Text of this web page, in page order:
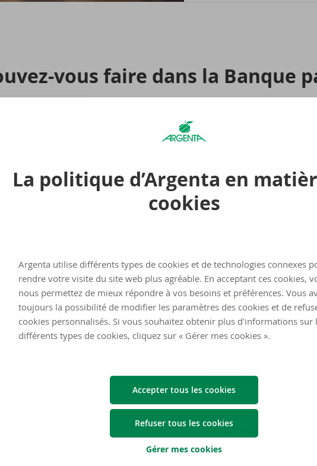
La politique d’Argenta en
cookies
Argenta utilise différents types de cookies et de technologies connexes
rendre votre visite du site web plus agréable. En acceptant ces cookies,
nous permettez de mieux répondre à vos besoins et préférences. Vous
toujours la possibilité de modifier les paramètres des cookies et de
cookies personnalisés. Si vous souhaitez obtenir plus d'informations sur
différents types de cookies, cliquez sur « Gérer mes cookies ».
Accepter tous les cookies
Refuser tous les cookies
Gérer mes cookies
​​vous faire dans la Banque
des cartes
Télecharger et imprimer
Clien­tèle
votre question via l’app Argenta.
les jours ouvrables de 8 h 30 à 20
Sé­cu­ri­té
toute sécurité
Pensez-​vous être victime